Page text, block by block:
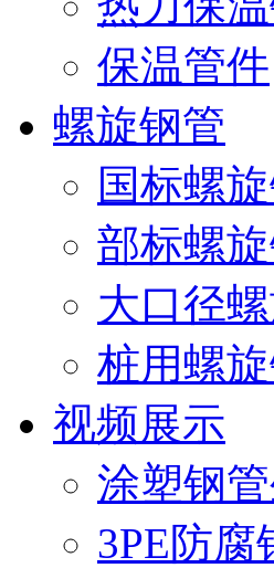
保温管件
螺旋钢管
国标螺
部标螺
大口径
桩用螺
视频展示
涂塑钢
3PE防